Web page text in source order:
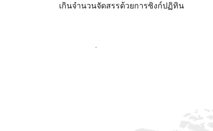
เกินจำนวนจัดสรรด้วยการซิงก์ปฏิทิน
เริ่มต้นตั้งแต่วันนี้